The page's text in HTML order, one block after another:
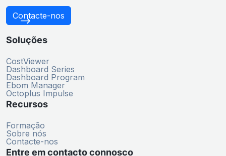
Contacte-nos
Soluções
CostViewer
Dashboard Series
Dashboard Program
Ebom Manager
Octoplus Impulse
Recursos
Formação
Sobre nós
Contacte-nos
Entre em contacto connosco